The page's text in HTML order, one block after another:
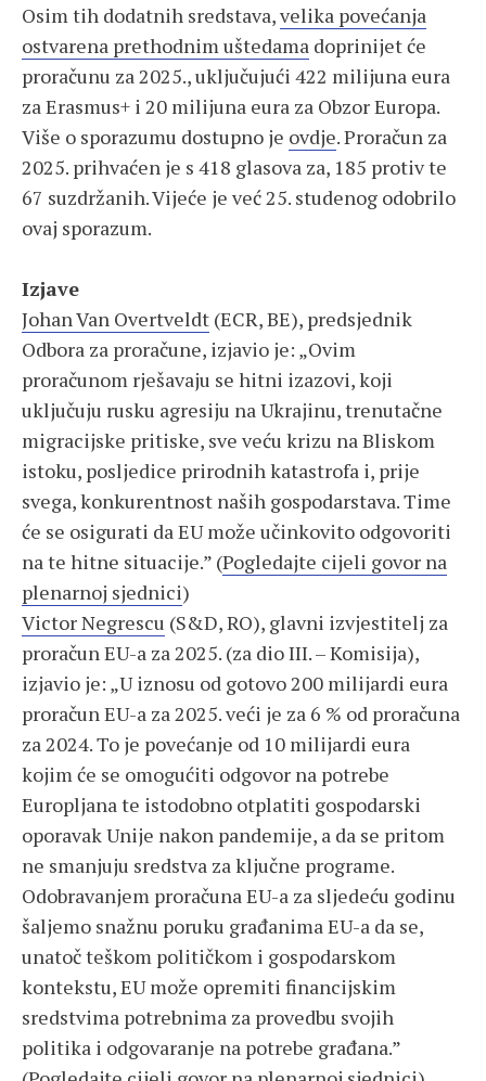
Osim tih dodatnih sredstava,velika povećanja
ostvarena prethodnim uštedama doprinijet će
proračunu za 2025., uključujući 422 milijuna eura
za Erasmus+ i 20 milijuna eura za Obzor Europa.
Više o sporazumu dostupno je ovdje. Proračun za
2025. prihvaćen je s 418 glasova za, 185 protiv te
67 suzdržanih. Vijeće je već 25. studenog odobrilo
ovaj sporazum.
Izjave
Johan Van Overtveldt (ECR, BE), predsjednik
Odbora za proračune, izjavio je: „Ovim
proračunom rješavaju se hitni izazovi, koji
uključuju rusku agresiju na Ukrajinu, trenutačne
migracijske pritiske, sve veću krizu na Bliskom
istoku, posljedice prirodnih katastrofa i, prije
svega, konkurentnost naših gospodarstava. Time
će se osigurati da EU može učinkovito odgovoriti
na te hitne situacije.” (Pogledajte cijeli govor na
plenarnoj sjednici)
Victor Negrescu (S&D, RO), glavni izvjestitelj za
proračun EU-a za 2025. (za dio III. – Komisija),
izjavio je: „U iznosu od gotovo 200 milijardi eura
proračun EU-a za 2025. veći je za 6 % od proračuna
za 2024. To je povećanje od 10 milijardi eura
kojim će se omogućiti odgovor na potrebe
Europljana te istodobno otplatiti gospodarski
oporavak Unije nakon pandemije, a da se pritom
ne smanjuju sredstva za ključne programe.
Odobravanjem proračuna EU-a za sljedeću godinu
šaljemo snažnu poruku građanima EU-a da se,
unatoč teškom političkom i gospodarskom
kontekstu, EU može opremiti financijskim
sredstvima potrebnima za provedbu svojih
politika i odgovaranje na potrebe građana.”